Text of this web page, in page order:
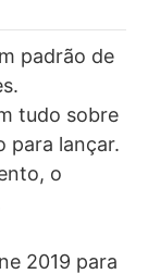
padrão de
tudo sobre
para lançar.
o
2019 para